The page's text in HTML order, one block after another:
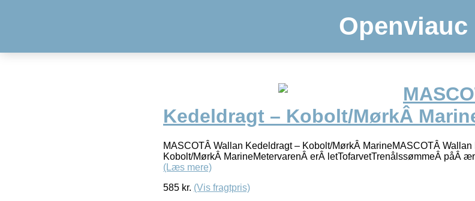
Openviauc
Kedeldragt – Kobolt/MørkÂ
MASCOTÂ Wallan Kedeldragt – Kobolt/MørkÂ MarineMASCOTÂ Wallan
Kobolt/MørkÂ MarineMetervarenÂ erÂ letTofarvetTrenålssømmeÂ påÂ
(Læs mere)
585 kr. (Vis fragtpris)